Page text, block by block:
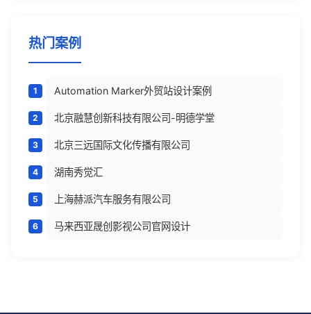
热门案例
Automation Marker外贸站设计案例
北京融慧创新科技有限公司-明德学堂
北京三远国际文化传播有限公司
湖南秀觉汇
上海赫派汽车服务有限公司
马来西亚晟创影视公司官网设计